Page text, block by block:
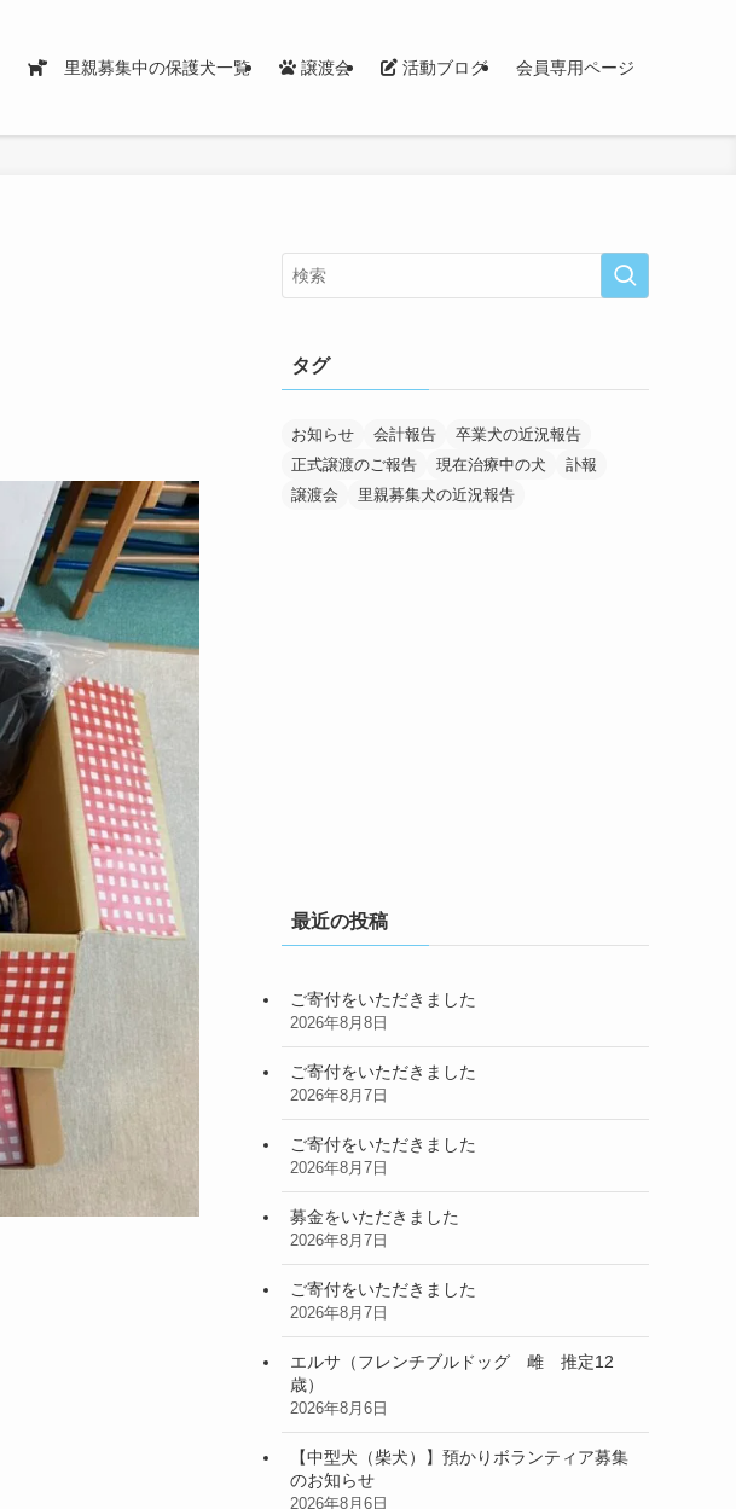
里親募集中の保護犬一覧 譲渡会 活動ブログ 会員専用ページ
タグ
お知らせ 会計報告
卒業犬の近況報告
正式譲渡のご報告
現在治療中の犬
訃報
譲渡会
里親募集犬の近況報告
最近の投稿
ご寄付をいただきました
2026年8月8日
ご寄付をいただきました
2026年8月7日
ご寄付をいただきました
2026年8月7日
募金をいただきました
2026年8月7日
ご寄付をいただきました
2026年8月7日
エルサ（フレンチブルドッグ 雌 推定12
歳）
2026年8月6日
【中型犬（柴犬）】預かりボランティア募集
のお知らせ
2026年8月6日